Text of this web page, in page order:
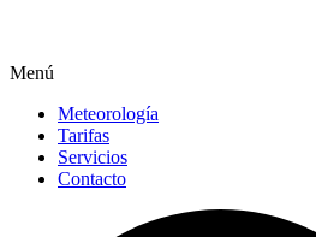
Menú
Meteorología
Tarifas
Servicios
Contacto